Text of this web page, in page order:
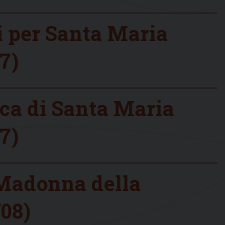
per Santa Maria
di Santa Maria
della